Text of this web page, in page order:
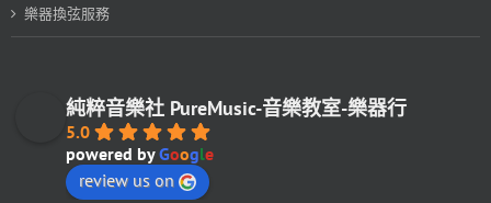
樂器換弦服務
純粹音樂社 PureMusic-音樂教室-樂器行
5.0
powered byGoogle
review us on